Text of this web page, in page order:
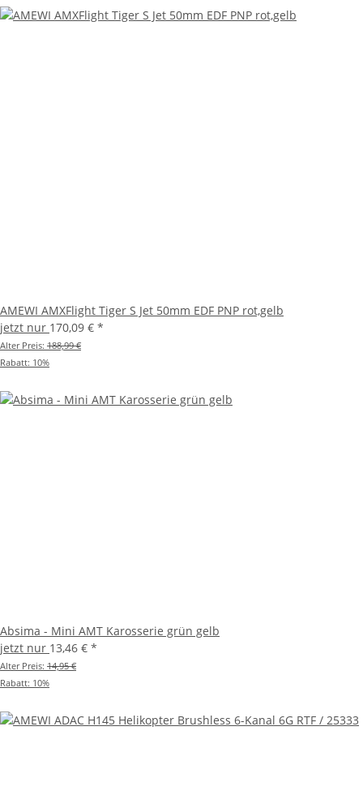
AMEWI AMXFlight Tiger S Jet 50mm EDF PNP rot,gelb
jetzt nur 170,09 € *
Alter Preis: 188,99 €
Rabatt: 10%
Absima - Mini AMT Karosserie grün gelb
jetzt nur 13,46 € *
Alter Preis: 14,95 €
Rabatt: 10%